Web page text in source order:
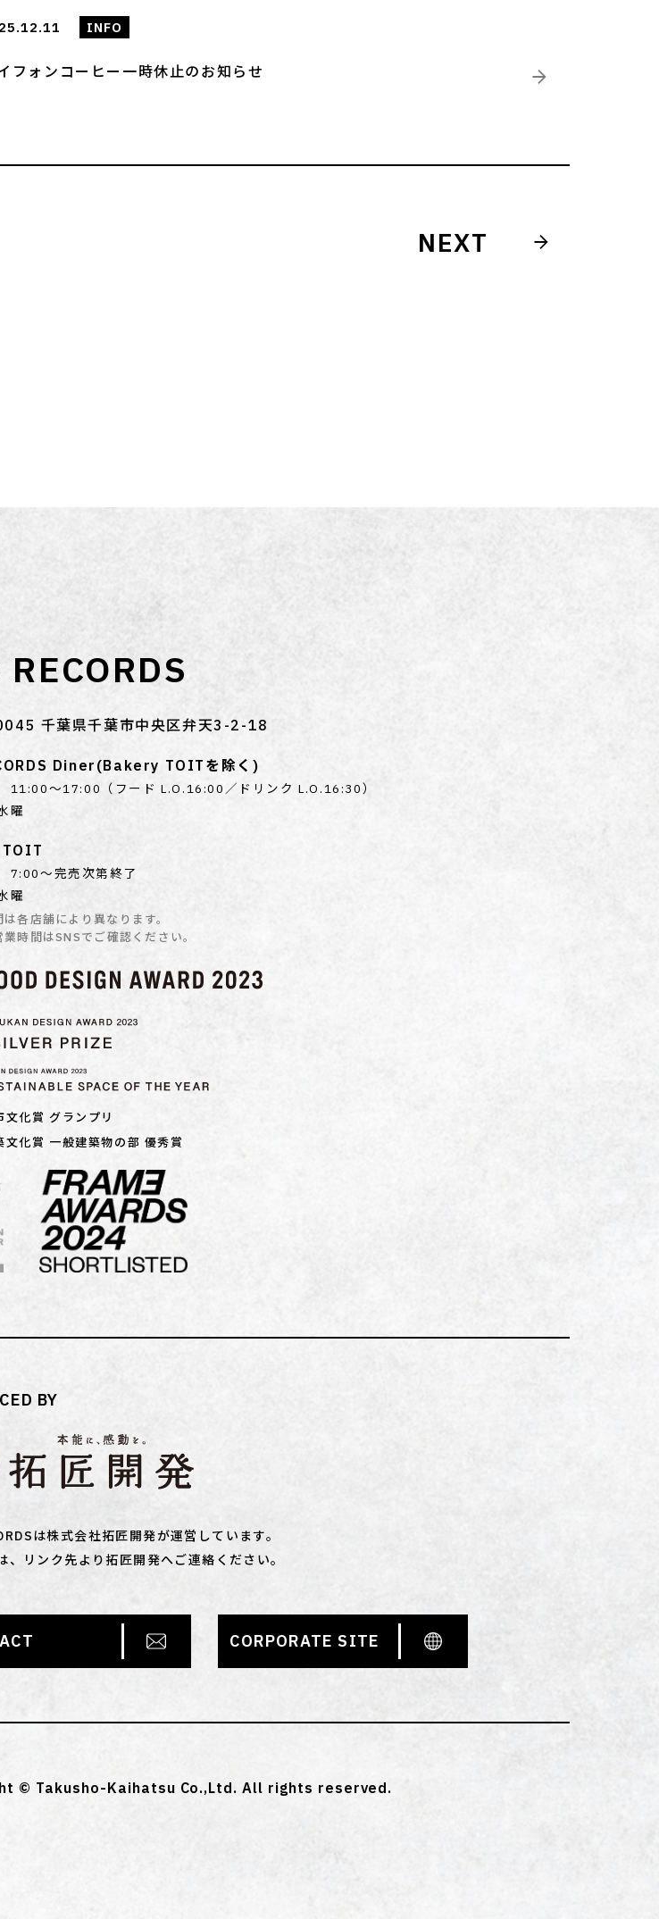
INFO
フォンコーヒー一時休止のお知らせ
NEXT
千葉県千葉市中央区弁天3-2-18
Diner(Bakery TOITを除く)
11:00～17:00（フード L.O.16:00／ドリンク L.O.16:30）
曜
7:00〜完売次第終了
曜
各店舗により異なります。
時間はSNSでご確認ください。
文化賞 グランプリ
文化賞 一般建築物の部 優秀賞
BY
は株式会社拓匠開発が運営しています。
、リンク先より拓匠開発へご連絡ください。
CORPORATE SITE
© Takusho-Kaihatsu Co.,Ltd. All rights reserved.